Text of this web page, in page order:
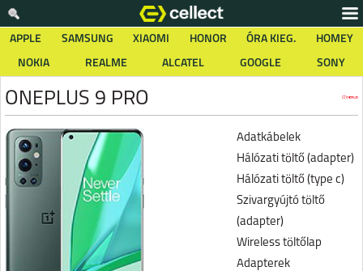
APPLE SAMSUNG XIAOMI HONOR ÓRA KIEG.
HOMEY
NOKIA
REALME ALCATEL GOOGLE SONY
ONEPLUS 9 PRO
Adatkábelek
Hálózati töltő (adapter)
Hálózati töltő (type c)
Szivargyújtó töltő
(adapter)
Wireless töltőlap
Adapterek